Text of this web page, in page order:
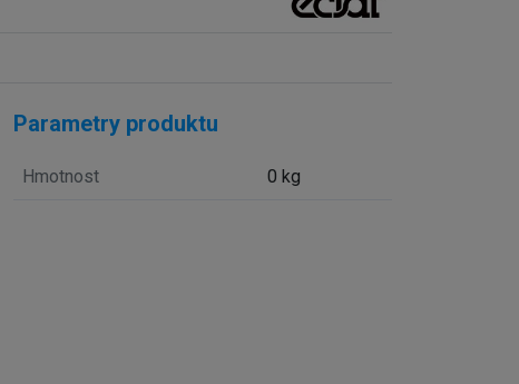
Parametry produktu
Hmotnost 0 kg